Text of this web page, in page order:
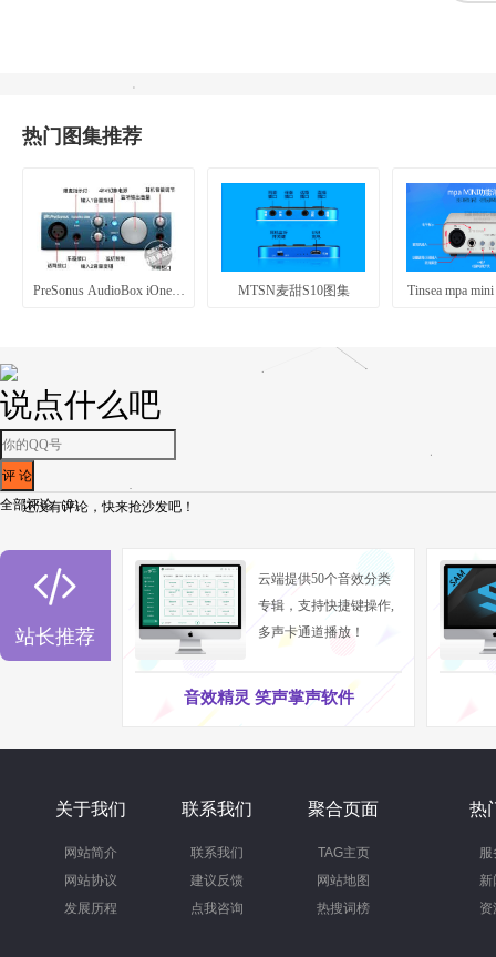
热门图集推荐
PreSonus AudioBox iOne图集 MTSN麦甜S10图集 Tinsea mpa
说点什么吧
全部评论（0）
还没有评论，快来抢沙发吧！

站长推荐
云端提供50个音效分类
专辑，支持快捷键操作,
多声卡通道播放！
音效精灵 笑声掌声软件
关于我们
网站简介
网站协议
发展历程
联系我们
联系我们
建议反馈
点我咨询
聚合页面
TAG主页
网站地图
热搜词榜
热
服
新
资